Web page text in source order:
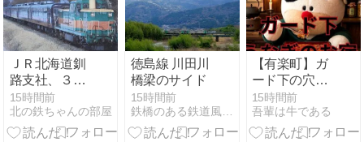
について。
ＪＲ北海道釧
路支社、３７
年間の感謝を
込めて「くし
ろ湿原ノロッ
15時間前
北の鉄ちゃんの部屋
徳島線 川田川
橋梁のサイド
15時間前
【有楽町】ガ
ード下の穴場
「うなぎのお
宿」を哲学す
る牛モウモウ
15時間前
吾輩は牛である